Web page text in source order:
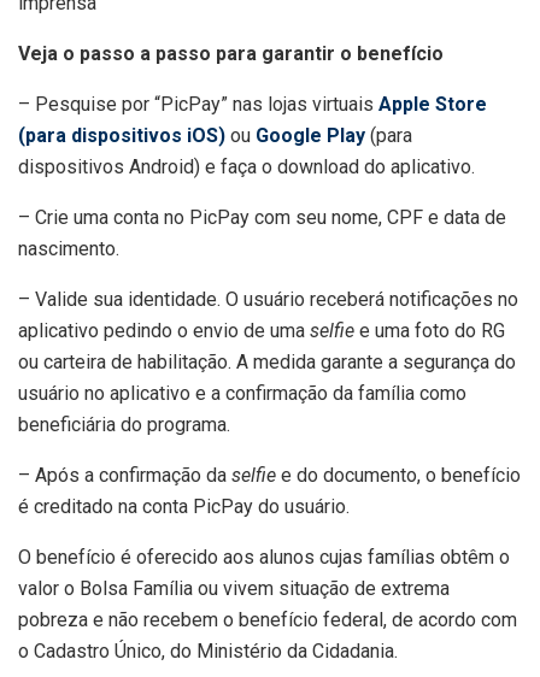
Veja o passo a passo para garantir o benefício
– Pesquise por “PicPay” nas lojas virtuais Apple Store
(para dispositivos iOS) ou Google Play (para
dispositivos Android) e faça o download do aplicativo.
– Crie uma conta no PicPay com seu nome, CPF e data de
nascimento.
– Valide sua identidade. O usuário receberá notificações no
aplicativo pedindo o envio de uma selfie e uma foto do RG
ou carteira de habilitação. A medida garante a segurança do
usuário no aplicativo e a confirmação da família como
beneficiária do programa.
– Após a confirmação da selfie e do documento, o benefício
é creditado na conta PicPay do usuário.
O benefício é oferecido aos alunos cujas famílias obtêm o
valor o Bolsa Família ou vivem situação de extrema
pobreza e não recebem o benefício federal, de acordo com
o Cadastro Único, do Ministério da Cidadania.